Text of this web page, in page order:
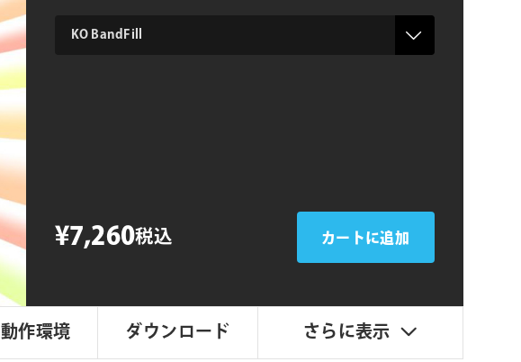
ゲ
ー
type
¥7,260税込 カートに追加
動作環境 ダウンロード さらに表示